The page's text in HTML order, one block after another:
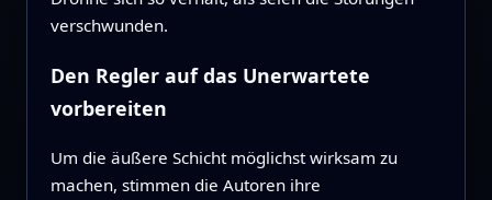
verschwunden.
Den Regler auf das Unerwartete
vorbereiten
Um die äußere Schicht möglichst wirksam zu
machen, stimmen die Autoren ihre